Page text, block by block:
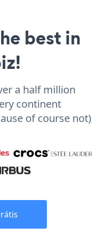
best in
a half million
continent
of course not)